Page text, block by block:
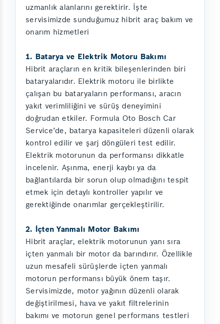
uzmanlık alanlarını gerektirir. İşte
servisimizde sunduğumuz hibrit araç bakım ve
onarım hizmetleri
1. Batarya ve Elektrik Motoru Bakımı
Hibrit araçların en kritik bileşenlerinden biri
bataryalarıdır. Elektrik motoru ile birlikte
çalışan bu bataryaların performansı, aracın
yakıt verimliliğini ve sürüş deneyimini
doğrudan etkiler. Formula Oto Bosch Car
Service’de, batarya kapasiteleri düzenli olarak
kontrol edilir ve şarj döngüleri test edilir.
Elektrik motorunun da performansı dikkatle
incelenir. Aşınma, enerji kaybı ya da
bağlantılarda bir sorun olup olmadığını tespit
etmek için detaylı kontroller yapılır ve
gerektiğinde onarımlar gerçekleştirilir.
2. İçten Yanmalı Motor Bakımı
Hibrit araçlar, elektrik motorunun yanı sıra
içten yanmalı bir motor da barındırır. Özellikle
uzun mesafeli sürüşlerde içten yanmalı
motorun performansı büyük önem taşır.
Servisimizde, motor yağının düzenli olarak
değiştirilmesi, hava ve yakıt filtrelerinin
bakımı ve motorun genel performans testleri